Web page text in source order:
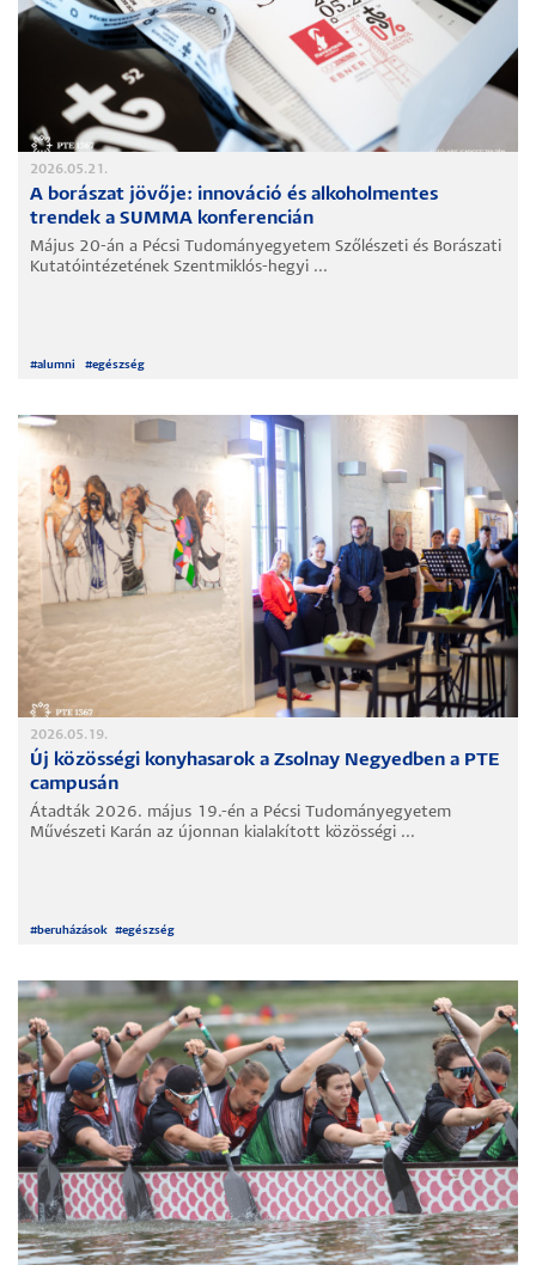
2026.05.21.
A borászat jövője: innováció és alkoholmentes
trendek a SUMMA konferencián
Május 20-án a Pécsi Tudományegyetem Szőlészeti és Borászati
Kutatóintézetének Szentmiklós-hegyi ...
#alumni #egészség
2026.05.19.
Új közösségi konyhasarok a Zsolnay Negyedben a PTE
campusán
Átadták 2026. május 19.-én a Pécsi Tudományegyetem
Művészeti Karán az újonnan kialakított közösségi ...
#beruházások #egészség